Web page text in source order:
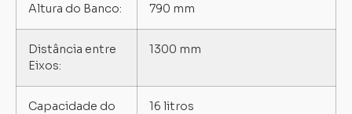
Altura do Banco: 790 mm
Distância entre
Eixos:
1300 mm
Capacidade do
16 litros